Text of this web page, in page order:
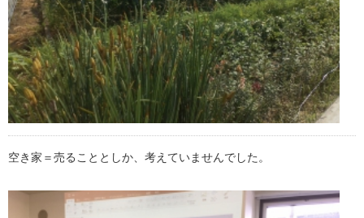
空き家＝売ることとしか、考えていませんでした。